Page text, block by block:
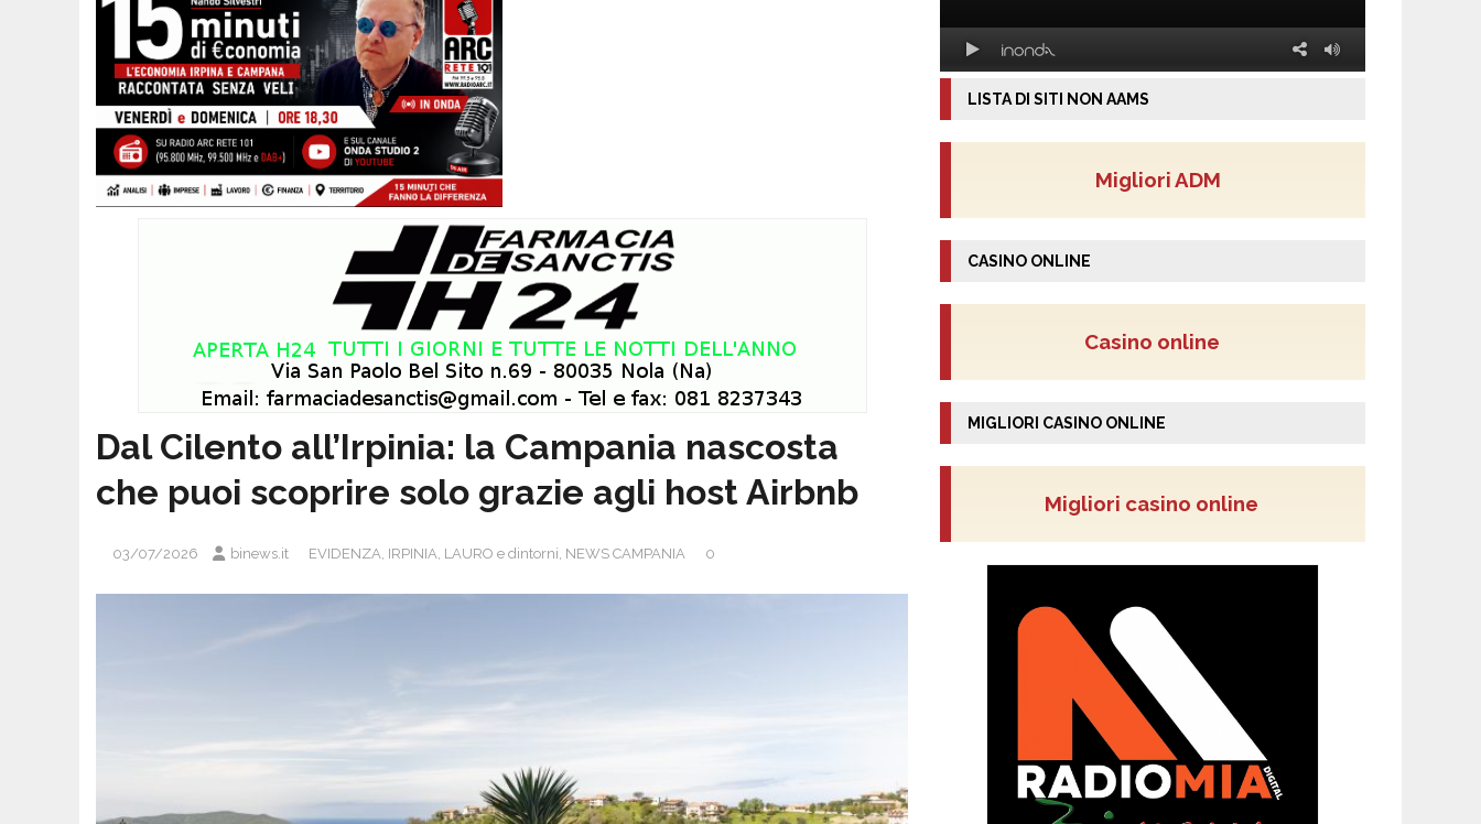
Dal Cilento all’Irpinia: la Campania nascosta
che puoi scoprire solo grazie agli host Airbnb
03/07/2026 binews.it EVIDENZA IRPINIA LAURO e dintorni NEWS CAMPANIA 0
LISTA DI SITI NON AAMS
Migliori ADM
CASINO ONLINE
Casino online
MIGLIORI CASINO ONLINE
Migliori casino online